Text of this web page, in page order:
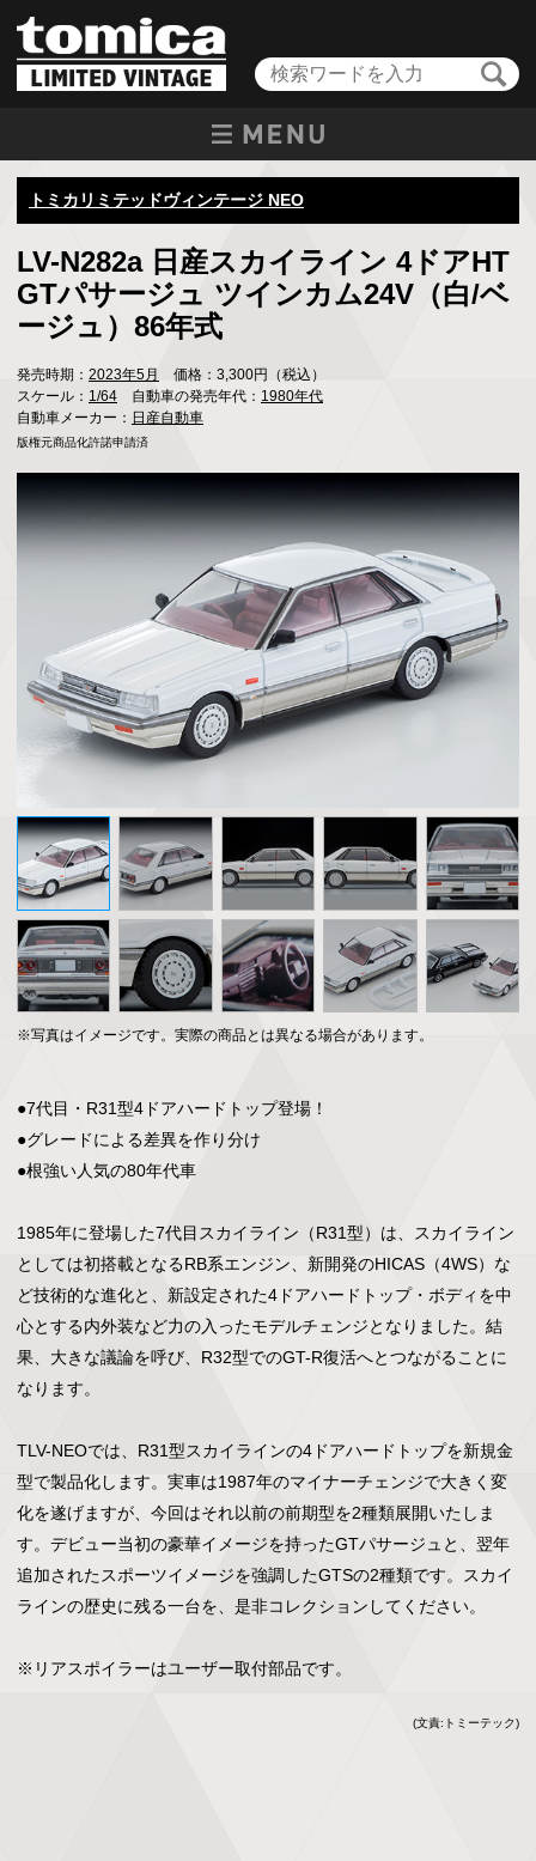
トミカリミテッドヴィンテージ NEO
LV-N282a 日産スカイライン 4ドアHT
GTパサージュ ツインカム24V（白/ベ
ージュ）86年式
発売時期： 2023年5月
価格：3,300円（税込）
スケール： 1/64 自動車の発売年代： 1980年代
自動車メーカー： 日産自動車
版権元商品化許諾申請済
※写真はイメージです。実際の商品とは異なる場合があります。
●7代目・R31型4ドアハードトップ登場！
●グレードによる差異を作り分け
●根強い人気の80年代車
1985年に登場した7代目スカイライン（R31型）は、スカイライン
としては初搭載となるRB系エンジン、新開発のHICAS（4WS）な
ど技術的な進化と、新設定された4ドアハードトップ・ボディを中
心とする内外装など力の入ったモデルチェンジとなりました。結
果、大きな議論を呼び、R32型でのGT-R復活へとつながることに
なります。
TLV-NEOでは、R31型スカイラインの4ドアハードトップを新規金
型で製品化します。実車は1987年のマイナーチェンジで大きく変
化を遂げますが、今回はそれ以前の前期型を2種類展開いたしま
す。デビュー当初の豪華イメージを持ったGTパサージュと、翌年
追加されたスポーツイメージを強調したGTSの2種類です。スカイ
ラインの歴史に残る一台を、是非コレクションしてください。
※リアスポイラーはユーザー取付部品です。
(文責:トミーテック)